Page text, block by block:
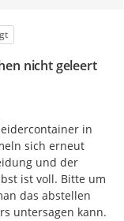
nicht geleert
in
sich erneut
und der
ist voll. Bitte um
das abstellen
untersagen kann.